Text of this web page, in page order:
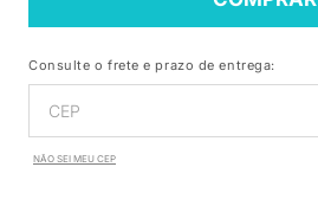
Consulte o frete e prazo de entrega:
NÃO SEI MEU CEP